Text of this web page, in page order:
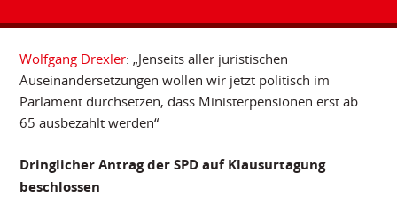
Wolfgang Drexler: „Jenseits aller juristischen
Auseinandersetzungen wollen wir jetzt politisch im
Parlament durchsetzen, dass Ministerpensionen erst ab
65 ausbezahlt werden“
Dringlicher Antrag der SPD auf Klausurtagung
beschlossen